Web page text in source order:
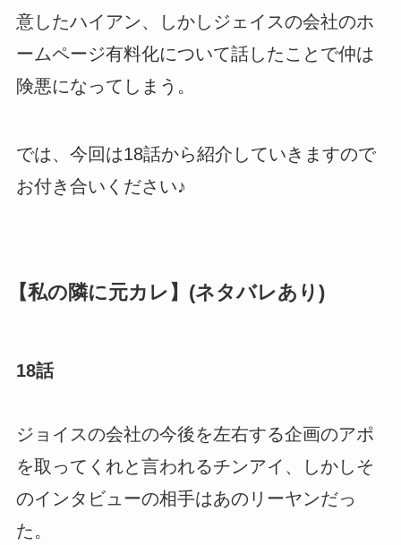
意したハイアン、しかしジェイスの会社のホ
ームページ有料化について話したことで仲は
険悪になってしまう。
では、今回は18話から紹介していきますので
お付き合いください♪
【私の隣に元カレ】(ネタバレあり)
18話
ジョイスの会社の今後を左右する企画のアポ
を取ってくれと言われるチンアイ、しかしそ
のインタビューの相手はあのリーヤンだっ
た。